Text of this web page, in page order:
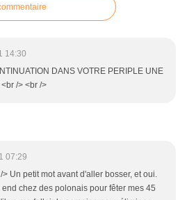
14:30
DANS VOTRE PERIPLE UNE
/> <br />
07:29
> Un petit mot avant d'aller bosser, et oui.
chez des polonais pour fêter mes 45